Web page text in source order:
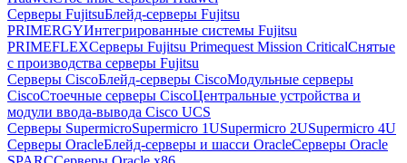
Серверы FujitsuБлейд-серверы Fujitsu
PRIMERGYИнтегрированные системы Fujitsu
PRIMEFLEXСерверы Fujitsu Primequest Mission CriticalСнятые
с производства серверы Fujitsu
Серверы CiscoБлейд-серверы CiscoМодульные серверы
CiscoСтоечные серверы CiscoЦентральные устройства и
модули ввода-вывода Cisco UCS
Серверы SupermicroSupermicro 1USupermicro 2USupermicro 4U
Серверы OracleБлейд-серверы и шасси OracleСерверы Oracle